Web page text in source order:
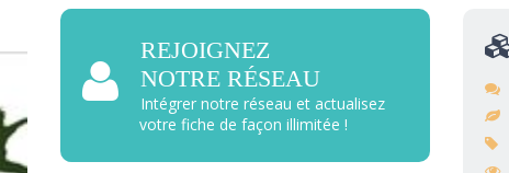
REJOIGNEZ
NOTRE RÉSEAU
Intégrer notre réseau et actualisez
votre fiche de façon illimitée !